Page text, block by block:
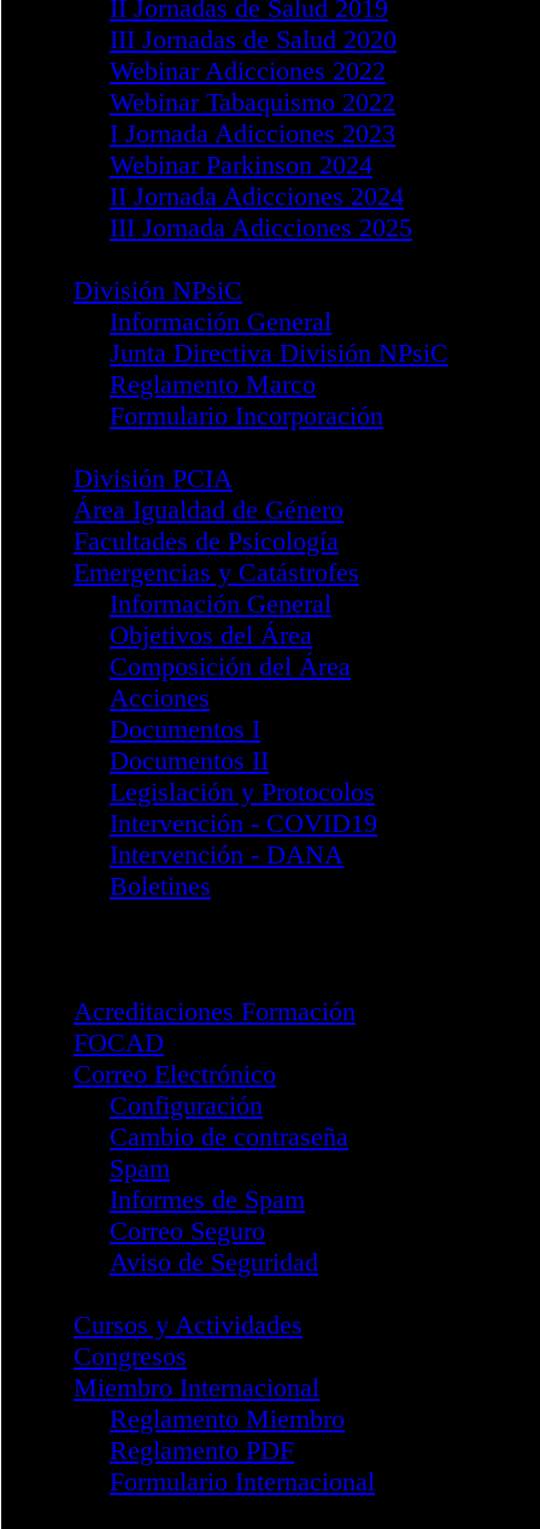
División PCyS
Información General
Reglamento Marco
Formulario Incorporación
División DPsiT
Información General
Reglamento Marco
Formulario Incorporación
Jornadas 2016 - Barcelona
Jornadas 2018 - Madrid
División PsTyS
Información General
Reglamento Marco
División PsiS
Información General
Reglamento Marco
Formulario Incorporación
Sub. Perinatal e infanto-
I Jornada de Salud 2018
Webinar Adicciones 2022
Webinar Tabaquismo 2022
I Jornada Adicciones 2023
Webinar Parkinson 2024
II Jornada Adicciones 2024
III Jornada Adicciones
División NPsiC
Información General
Junta Directiva División
Reglamento Marco
Formulario Incorporación